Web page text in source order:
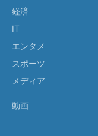
経済
IT
エンタメ
スポーツ
メディア
動画